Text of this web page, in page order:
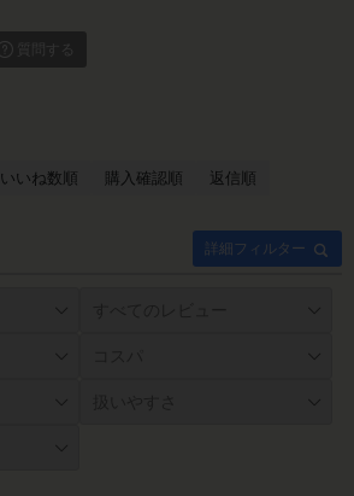
質問する
詳細フィルター
いいね数順 購入確認順
返信順